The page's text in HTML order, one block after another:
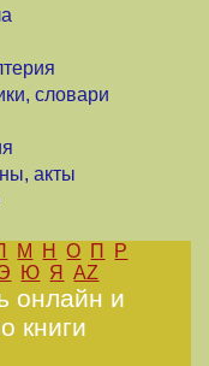
словари
акты
М Н О П
Р
Ю Я AZ
онлайн и
книги